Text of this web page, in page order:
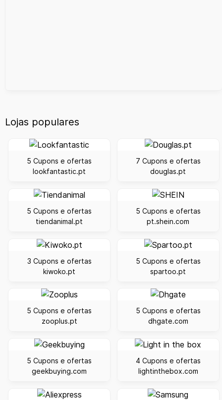
Lojas populares
5 Cupons e ofertas
lookfantastic.pt
7 Cupons e ofertas
douglas.pt
5 Cupons e ofertas
tiendanimal.pt
5 Cupons e ofertas
pt.shein.com
3 Cupons e ofertas
kiwoko.pt
5 Cupons e ofertas
spartoo.pt
5 Cupons e ofertas
zooplus.pt
5 Cupons e ofertas
dhgate.com
5 Cupons e ofertas
geekbuying.com
4 Cupons e ofertas
lightinthebox.com